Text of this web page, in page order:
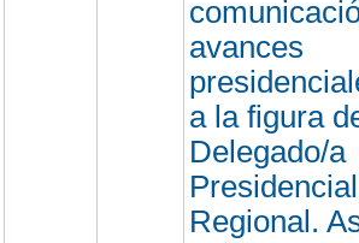
avances
a la figura
Delegado/a
Presidencial
Regional.